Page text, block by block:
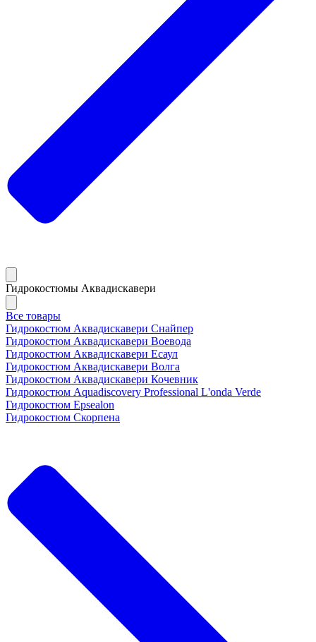
Гидрокостюмы Аквадискавери
Все товары
Гидрокостюм Аквадискавери Снайпер
Гидрокостюм Аквадискавери Воевода
Гидрокостюм Аквадискавери Есаул
Гидрокостюм Аквадискавери Волга
Гидрокостюм Аквадискавери Кочевник
Гидрокостюм Aquadiscovery Professional L'onda Verde
Гидрокостюм Epsealon
Гидрокостюм Скорпена